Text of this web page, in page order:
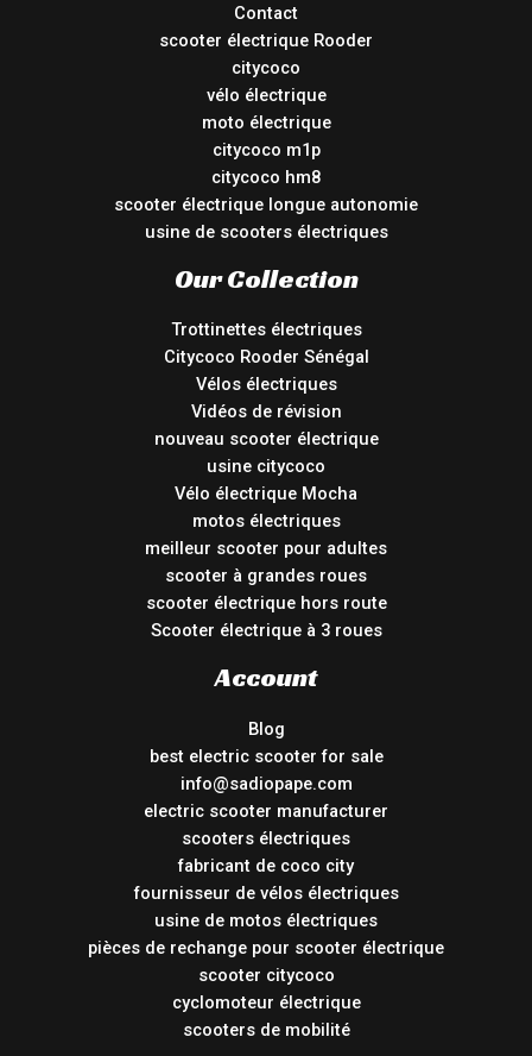
Contact
scooter électrique Rooder
citycoco
vélo électrique
moto électrique
citycoco m1p
citycoco hm8
scooter électrique longue autonomie
usine de scooters électriques
Our Collection
Trottinettes électriques
Citycoco Rooder Sénégal
Vélos électriques
Vidéos de révision
nouveau scooter électrique
usine citycoco
Vélo électrique Mocha
motos électriques
meilleur scooter pour adultes
scooter à grandes roues
scooter électrique hors route
Scooter électrique à 3 roues
Account
Blog
best electric scooter for sale
info@sadiopape.com
electric scooter manufacturer
scooters électriques
fabricant de coco city
fournisseur de vélos électriques
usine de motos électriques
pièces de rechange pour scooter électrique
scooter citycoco
cyclomoteur électrique
scooters de mobilité